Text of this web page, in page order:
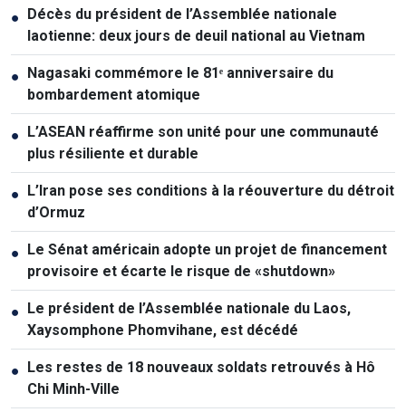
● Décès du président de l’Assemblée nationale
laotienne: deux jours de deuil national au Vietnam
● Nagasaki commémore le 81ᵉ anniversaire du
bombardement atomique
● L’ASEAN réaffirme son unité pour une communauté
plus résiliente et durable
● L’Iran pose ses conditions à la réouverture du détroit
d’Ormuz
● Le Sénat américain adopte un projet de financement
provisoire et écarte le risque de «shutdown»
● Le président de l’Assemblée nationale du Laos,
Xaysomphone Phomvihane, est décédé
● Les restes de 18 nouveaux soldats retrouvés à Hô
Chi Minh-Ville